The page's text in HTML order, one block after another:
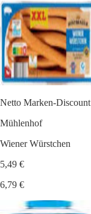
Netto Marken-Discount
Mühlenhof
Wiener Würstchen
5,49 €
6,79 €